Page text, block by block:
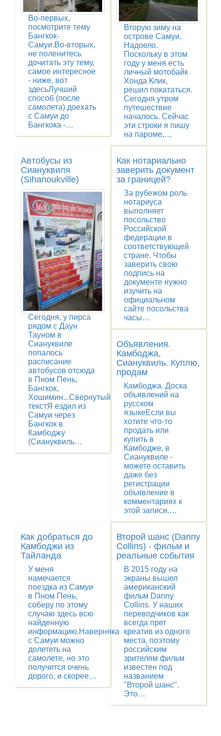
Во-первых,
посмотрите тему
Бангкок-
Самуи.Во-вторых,
не поленитесь
дочитать эту тему,
самое интересное
- ниже, вот
здесьЛучший
способ (после
самолета) доехать
с Самуи до
Бангкока -…
Вторую зиму на
острове Самуи.
Надоело.
Поскольку в этом
году у меня есть
личный мотобайк
Хонда Клик,
решил покататься.
Сегодня утром
путешествие
началось. Сейчас
эти строки я пишу
на пароме,…
Автобусы из
Сиануквиля
(Sihanoukville)
Сегодня, у пирса
рядом с Даун
Тауном в
Сиануквиле
попалось
расписание
автобусов отсюда
в Пном Пень,
Бангкок,
Хошимин...Свернутый
текстЯ ездил из
Самуи через
Бангкок в
Камбоджу
(Сиануквиль…
Как нотариально
заверить документ
за границей?
За рубежом роль
нотариуса
выполняет
посольство
Российской
федерации в
соответствующей
стране. Чтобы
заверить свою
подпись на
документе нужно
изучить на
официальном
сайте посольства
часы…
Объявления.
Камбоджа,
Сиануквиль. Куплю,
продам
Камбоджа. Доска
объявлений на
русском
языкеЕсли вы
хотите что-то
продать или
купить в
Камбодже, в
Сиануквиле -
можете оставить
даже без
регистрации
объявление в
комментариях к
этой записи.…
Как добраться до
Камбоджи из
Тайланда
У меня
намечается
поездка из Самуи
в Пном Пень,
соберу по этому
случаю здесь всю
найденную
информацию.Наверняка
с Самуи можно
долететь на
самолете, но это
получится очень
дорого, и скорее…
Второй шанс (Danny
Collins) - фильм и
реальные события
В 2015 году на
экраны вышел
американский
фильм Danny
Collins. У наших
переводчиков как
всегда прет
креатив из одного
места, поэтому
российским
зрителям фильм
известен под
названием
"Второй шанс".
Это…